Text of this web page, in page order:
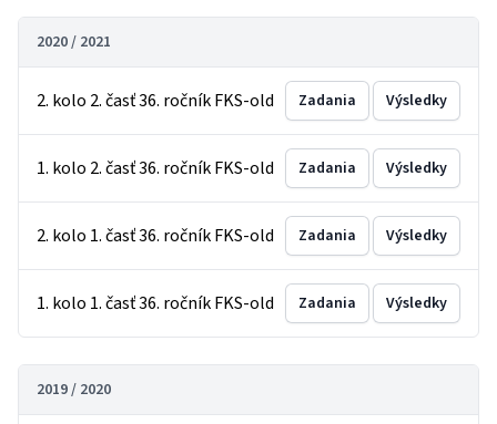
2020 / 2021
2. kolo 2. časť 36. ročník FKS-old Zadania Výsledky
1. kolo 2. časť 36. ročník FKS-old Zadania Výsledky
2. kolo 1. časť 36. ročník FKS-old Zadania Výsledky
1. kolo 1. časť 36. ročník FKS-old Zadania Výsledky
2019 / 2020